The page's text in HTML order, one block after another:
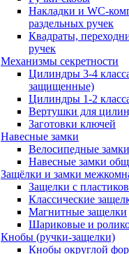
Накладки и WC-
раздельных ручек
Квадраты,
ручек
Механизмы секретности
Цилиндры 3-4
защищенные)
Цилиндры 1-2
Вертушки для
Заготовки ключей
Навесные замки
Велосипедные замки
Навесные замки
Защёлки и замки
Защелки с
Классические
Магнитные защелки
Шариковые и
Кнобы (ручки-защелки)
Кнобы округлой